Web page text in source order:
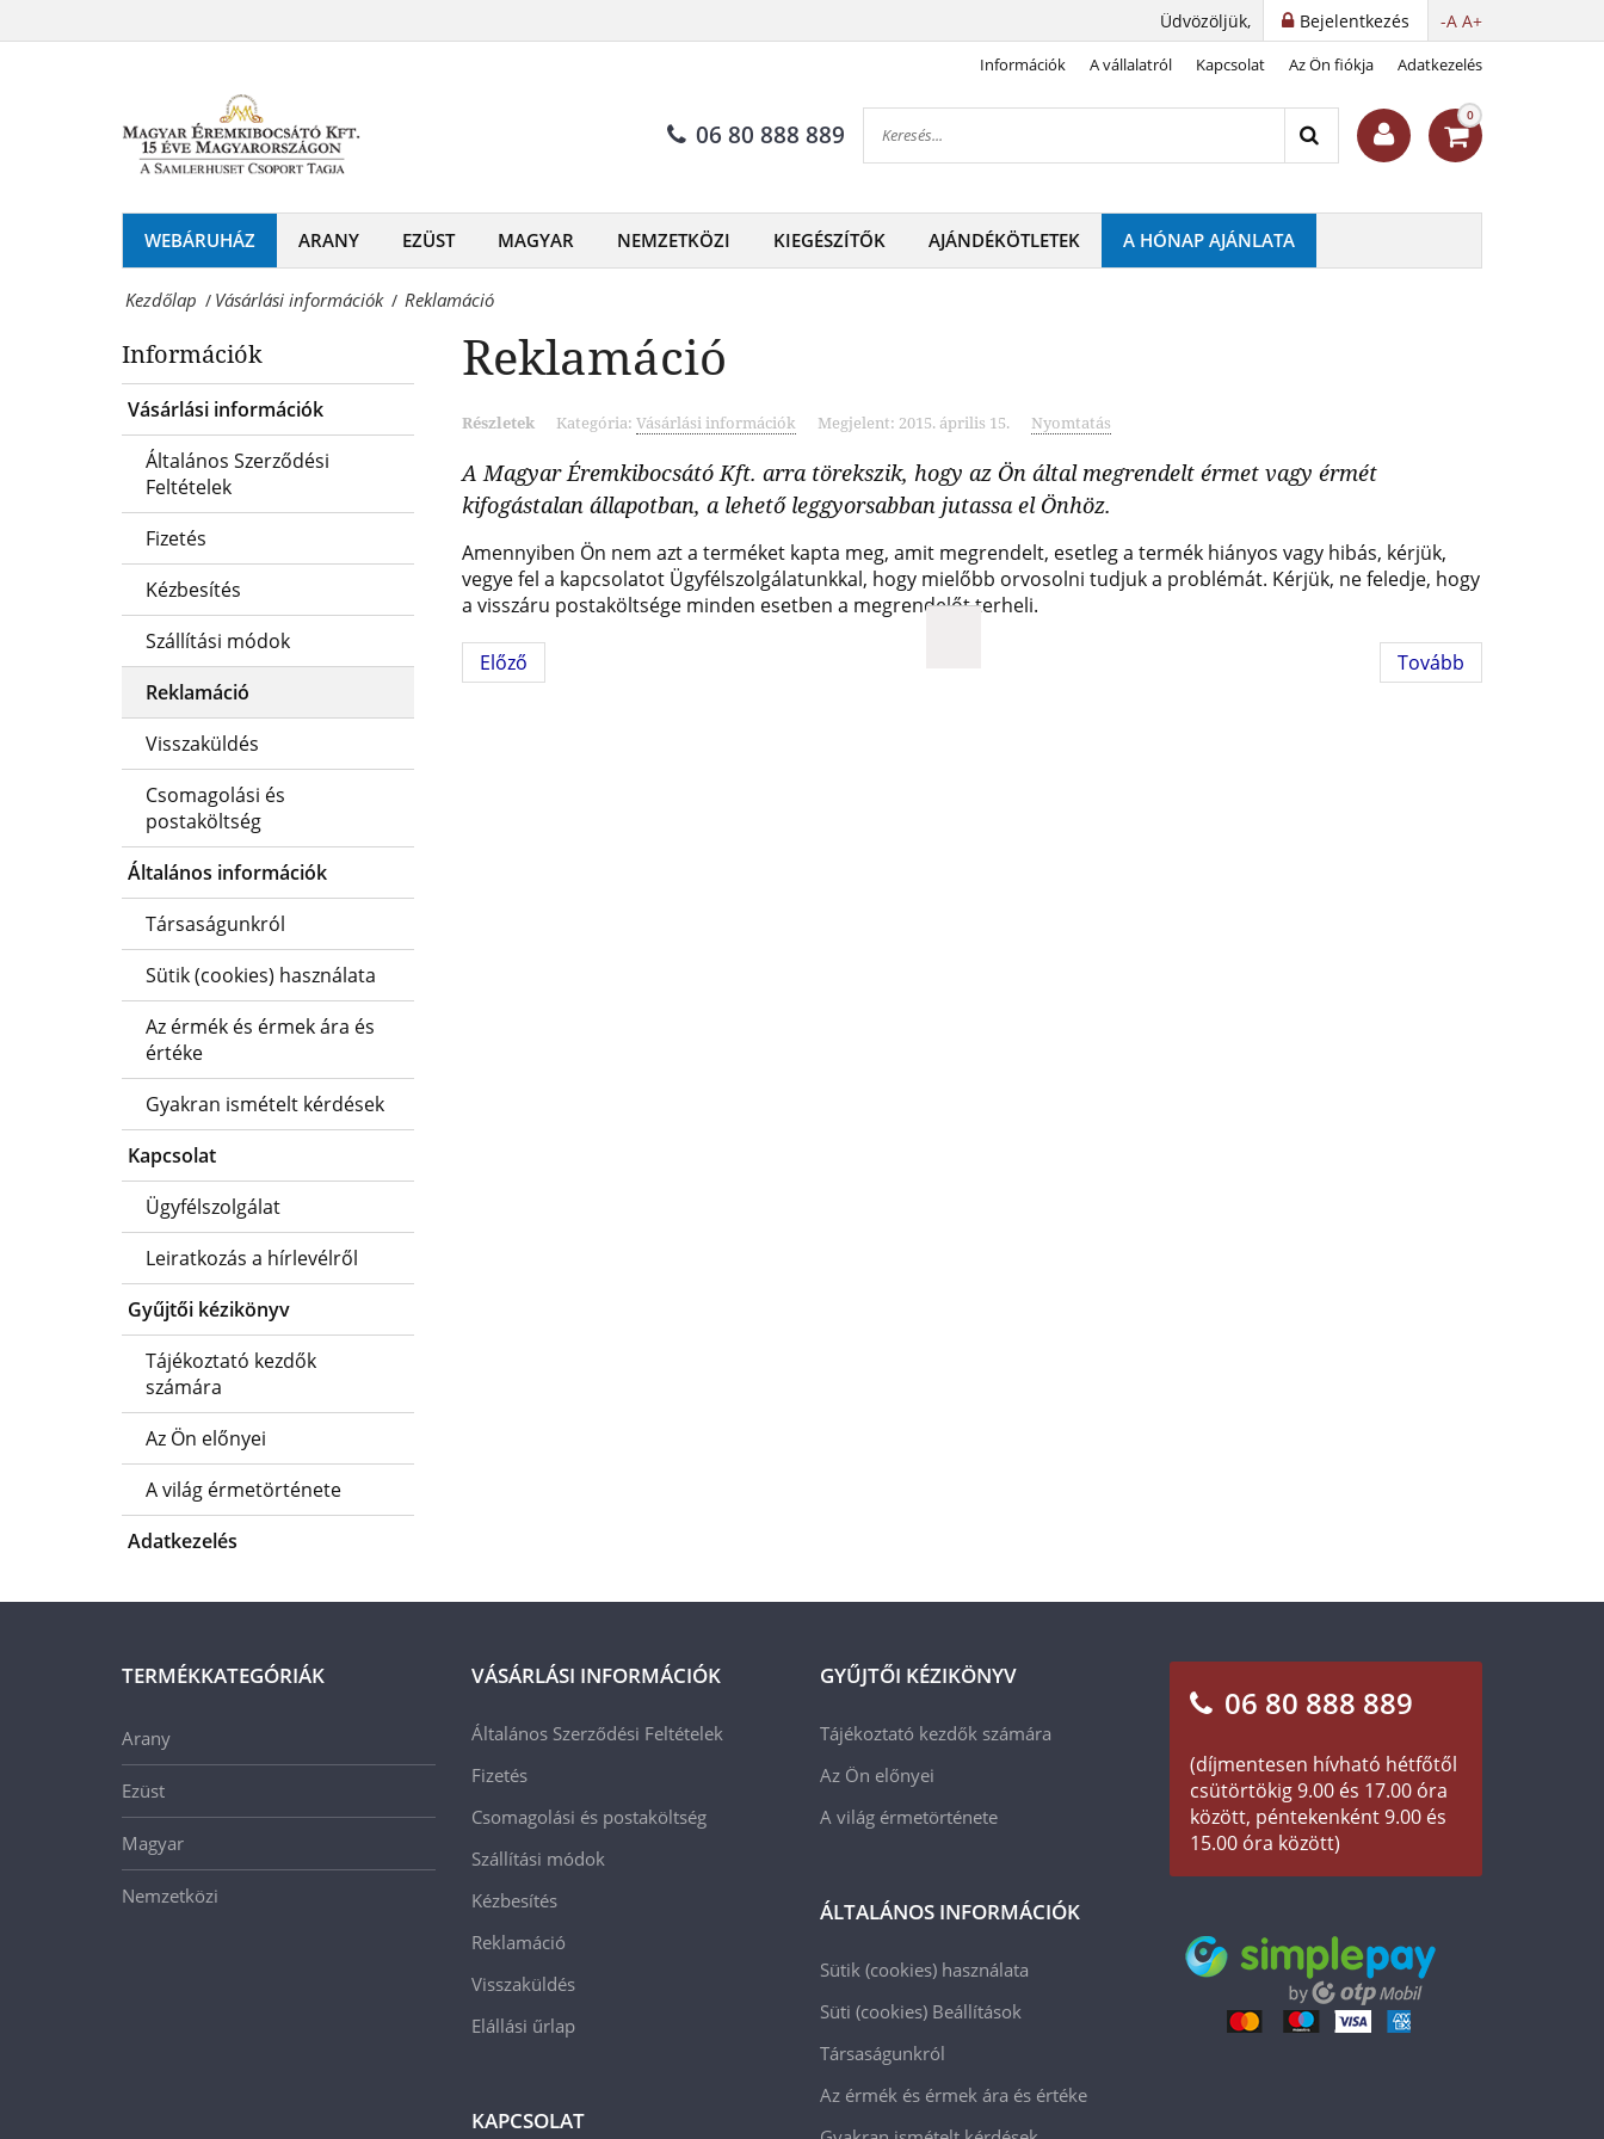
Éremkibocsátó
Kft.
Érmék
és
emlékérmek
hivatalos
forgalmazója!
-A A+
Bejelentkezés
Üdvözöljük,
Információk A vállalatról Kapcsolat Az Ön fiókja Adatkezelés
06 80 888 889
0
WEBÁRUHÁZ ARANY EZÜST MAGYAR NEMZETKÖZI KIEGÉSZÍTŐK AJÁNDÉKÖTLETEK A HÓNAP AJÁNLATA
Kezdőlap / Vásárlási információk / Reklamáció
Információk
Vásárlási információk
Általános Szerződési
Feltételek
Fizetés
Kézbesítés
Szállítási módok
Reklamáció
Visszaküldés
Csomagolási és
postaköltség
Általános információk
Társaságunkról
Sütik (cookies) használata
Az érmék és érmek ára és
értéke
Gyakran ismételt kérdések
Kapcsolat
Ügyfélszolgálat
Leiratkozás a hírlevélről
Gyűjtői kézikönyv
Tájékoztató kezdők
számára
Az Ön előnyei
A világ érmetörténete
Adatkezelés
Reklamáció
Részletek Kategória: Vásárlási információk Megjelent: 2015. április 15. Nyomtatás
A Magyar Éremkibocsátó Kft. arra törekszik, hogy az Ön által megrendelt érmet vagy érmét
kifogástalan állapotban, a lehető leggyorsabban jutassa el Önhöz.
Amennyiben Ön nem azt a terméket kapta meg, amit megrendelt, esetleg a termék hiányos vagy hibás, kérjük,
vegye fel a kapcsolatot Ügyfélszolgálatunkkal, hogy mielőbb orvosolni tudjuk a problémát. Kérjük, ne feledje, hogy
a visszáru postaköltsége minden esetben a megrendelőt terheli.
Előző Tovább
TERMÉKKATEGÓRIÁK
Arany
Ezüst
Magyar
Nemzetközi
VÁSÁRLÁSI INFORMÁCIÓK
Általános Szerződési Feltételek
Fizetés
Csomagolási és postaköltség
Szállítási módok
Kézbesítés
Reklamáció
Visszaküldés
Elállási űrlap
KAPCSOLAT
GYŰJTŐI KÉZIKÖNYV
Tájékoztató kezdők számára
Az Ön előnyei
A világ érmetörténete
ÁLTALÁNOS INFORMÁCIÓK
Sütik (cookies) használata
Süti (cookies) Beállítások
Társaságunkról
Az érmék és érmek ára és értéke
06 80 888 889
(díjmentesen hívható hétfőtől
csütörtökig 9.00 és 17.00 óra
között, péntekenként 9.00 és
15.00 óra között)
forgalmazója!